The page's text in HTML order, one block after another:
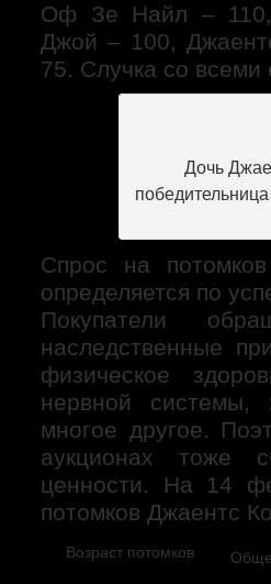
Оф Зе Найл – 110,
Джой – 100,
75. Случка со
Дочь
Спрос на
определяется по
Покупатели
наследственные
физическое
нервной системы,
многое другое.
аукционах тоже
ценности. На 14
потомков Джаентс
Возраст потомков